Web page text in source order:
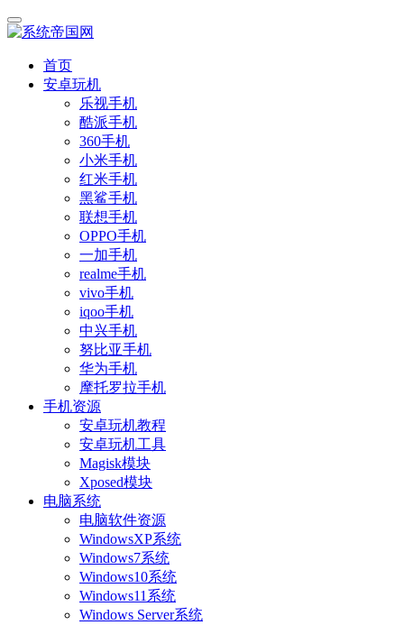
首页
安卓玩机
乐视手机
酷派手机
360手机
小米手机
红米手机
黑鲨手机
联想手机
OPPO手机
一加手机
realme手机
vivo手机
iqoo手机
中兴手机
努比亚手机
华为手机
摩托罗拉手机
手机资源
安卓玩机教程
安卓玩机工具
Magisk模块
Xposed模块
电脑系统
电脑软件资源
WindowsXP系统
Windows7系统
Windows10系统
Windows11系统
Windows Server系统